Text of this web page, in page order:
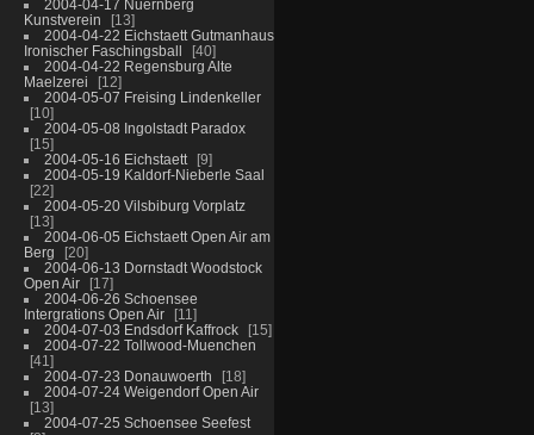
2004-04-17 Nuernberg
Kunstverein
13
2004-04-22 Eichstaett Gutmanhaus
Ironischer Faschingsball
40
2004-04-22 Regensburg Alte
Maelzerei
12
2004-05-07 Freising Lindenkeller
10
2004-05-08 Ingolstadt Paradox
15
2004-05-16 Eichstaett
9
2004-05-19 Kaldorf-Nieberle Saal
22
2004-05-20 Vilsbiburg Vorplatz
13
2004-06-05 Eichstaett Open Air am
Berg
20
2004-06-13 Dornstadt Woodstock
Open Air
17
2004-06-26 Schoensee
Intergrations Open Air
11
2004-07-03 Endsdorf Kaffrock
15
2004-07-22 Tollwood-Muenchen
41
2004-07-23 Donauwoerth
18
2004-07-24 Weigendorf Open Air
13
2004-07-25 Schoensee Seefest